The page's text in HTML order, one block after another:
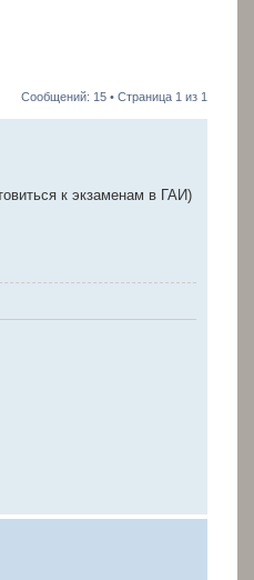
Сообщений: 15 • Страница 1 из 1
к экзаменам в ГАИ)